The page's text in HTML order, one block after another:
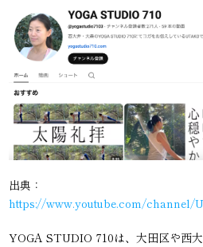
出典：
https://www.youtube.com/channel/
YOGA STUDIO 710は、大田区や西